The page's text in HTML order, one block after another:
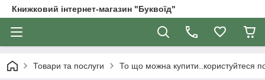
Книжковий інтернет-магазин "Буквоїд"
Товари та послуги То що можна купити..користуйтеся